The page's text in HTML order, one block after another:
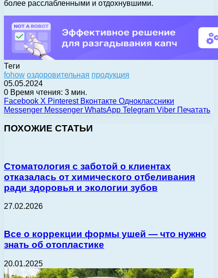
более расслабленными и отдохнувшими.
Теги
fohow оздоровительная продукция
05.05.2024
0 Время чтения: 3 мин.
Facebook X Pinterest Вконтакте Одноклассники
Messenger Messenger WhatsApp Telegram Viber Печатать
ПОХОЖИЕ СТАТЬИ
Стоматология с заботой о клиентах
отказалась от химического отбеливания
ради здоровья и экологии зубов
27.02.2026
Все о коррекции формы ушей — что нужно
знать об отопластике
20.01.2025